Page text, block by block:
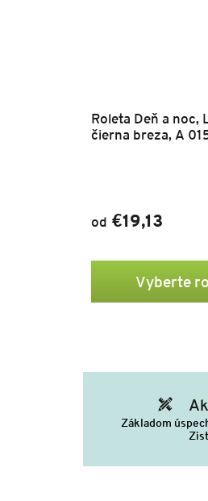
Roleta Deň a noc,
čierna breza, A
od €19,13
Vyberte
Základom